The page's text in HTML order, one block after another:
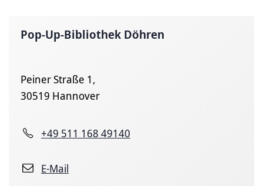
Pop-Up-Bibliothek Döhren
Peiner Straße 1,
30519 Hannover
+49 511 168 49140
E-Mail